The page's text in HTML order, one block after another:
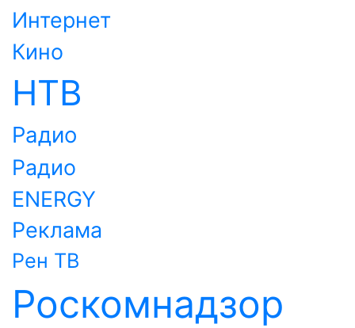
Интернет
Кино
НТВ
Радио
Радио
ENERGY
Реклама
Рен ТВ
Роскомнадзор